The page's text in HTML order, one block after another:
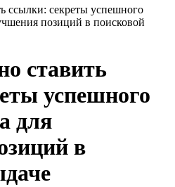
ссылки: секреты успешного
позиций в поисковой
ставить
успешного
для
в